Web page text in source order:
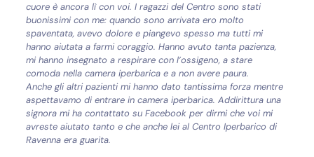
cuore è ancora lì con voi. I ragazzi del Centro sono stati
buonissimi con me: quando sono arrivata ero molto
spaventata, avevo dolore e piangevo spesso ma tutti mi
hanno aiutata a farmi coraggio. Hanno avuto tanta pazienza,
mi hanno insegnato a respirare con l’ossigeno, a stare
comoda nella camera iperbarica e a non avere paura.
Anche gli altri pazienti mi hanno dato tantissima forza mentre
aspettavamo di entrare in camera iperbarica. Addirittura una
signora mi ha contattato su Facebook per dirmi che voi mi
avreste aiutato tanto e che anche lei al Centro Iperbarico di
Ravenna era guarita.